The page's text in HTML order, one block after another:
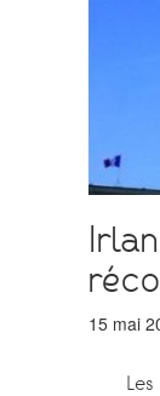
15 mai